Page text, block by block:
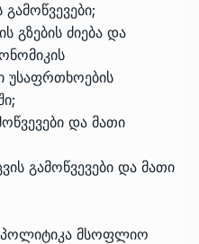
გზების ძიება და
უსაფრთხოების
და მათი
გამოწვევები და მათი
პოლიტიკა მსოფლიო